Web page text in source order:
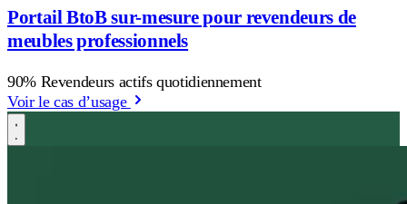
Portail BtoB sur-mesure pour revendeurs de
meubles professionnels
90% Revendeurs actifs quotidiennement
Voir le cas d’usage